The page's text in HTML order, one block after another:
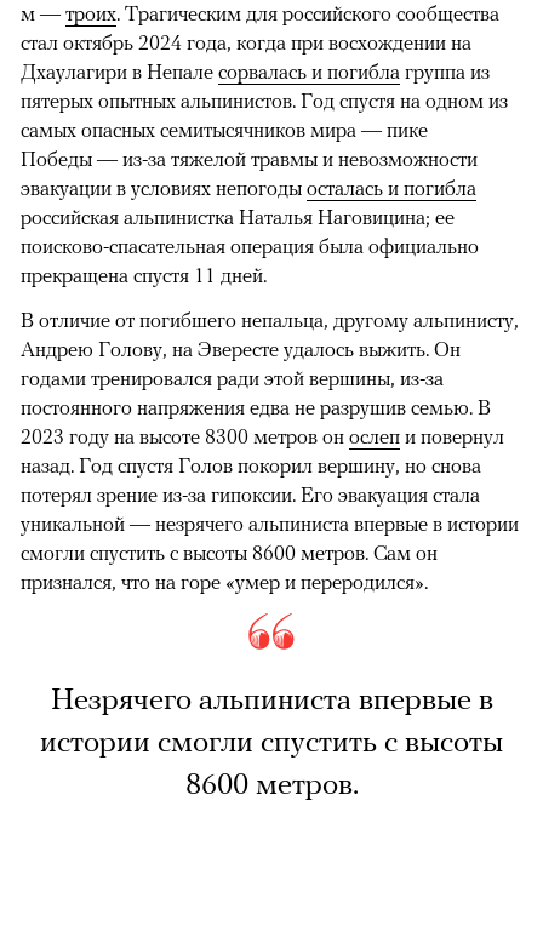
м — троих. Трагическим для российского сообщества
стал октябрь 2024 года, когда при восхождении на
Дхаулагири в Непале сорвалась и погибла группа из
пятерых опытных альпинистов. Год спустя на одном из
самых опасных семитысячников мира — пике
Победы — из-за тяжелой травмы и невозможности
эвакуации в условиях непогоды осталась и погибла
российская альпинистка Наталья Наговицина; ее
поисково-спасательная операция была официально
прекращена спустя 11 дней.
В отличие от погибшего непальца, другому альпинисту,
Андрею Голову, на Эвересте удалось выжить. Он
годами тренировался ради этой вершины, из-за
постоянного напряжения едва не разрушив семью. В
2023 году на высоте 8300 метров он ослеп и повернул
назад. Год спустя Голов покорил вершину, но снова
потерял зрение из-за гипоксии. Его эвакуация стала
уникальной — незрячего альпиниста впервые в истории
смогли спустить с высоты 8600 метров. Сам он
признался, что на горе «умер и переродился».
Незрячего альпиниста впервые в
истории смогли спустить с высоты
8600 метров.